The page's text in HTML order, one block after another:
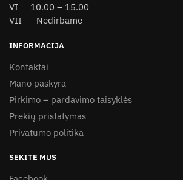
VI 10.00 – 15.00
VII Nedirbame
INFORMACIJA
Kontaktai
Mano paskyra
Pirkimo – pardavimo taisyklės
Prekių pristatymas
Privatumo politika
SEKITE MUS